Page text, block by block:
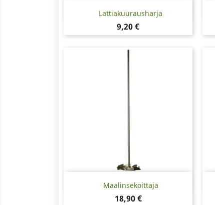
Lattiakuurausharja
Hinta
9,20 €
Pikakatselu
Maalinsekoittaja
Hinta
18,90 €
Pikakatselu